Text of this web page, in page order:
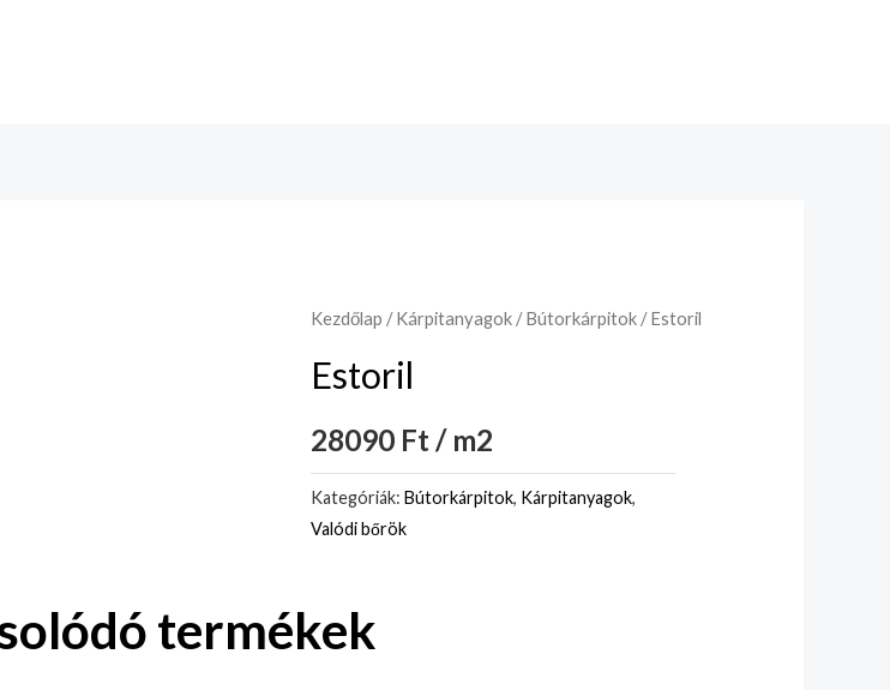
Kezdőlap /Kárpitanyagok/Bútorkárpitok/ Estoril
Estoril
28090 Ft / m2
Kategóriák: Bútorkárpitok, Kárpitanyagok,
Valódi bőrök
termékek